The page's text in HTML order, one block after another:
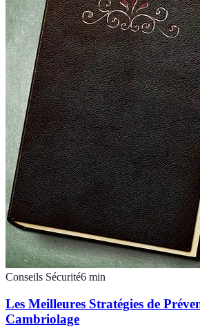
Conseils Sécurité6 min
Les Meilleures Stratégies de
Cambriolage